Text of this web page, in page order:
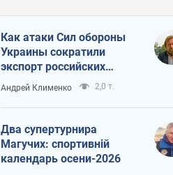
Как атаки Сил обороны
Украины сократили
экспорт российских
нефтепродуктов
Андрей Клименко 2,0 т.
Два супертурнира
Магучих: спортивній
календарь осени-2026